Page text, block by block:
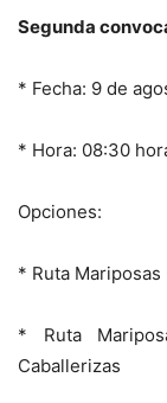
Segunda
* Fecha: 9 de
* Hora: 08:30
Opciones:
* Ruta Mariposas
* Ruta
Caballerizas